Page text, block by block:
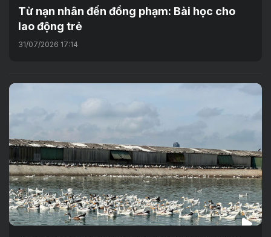
Từ nạn nhân đến đồng phạm: Bài học cho
lao động trẻ
31/07/2026 17:14